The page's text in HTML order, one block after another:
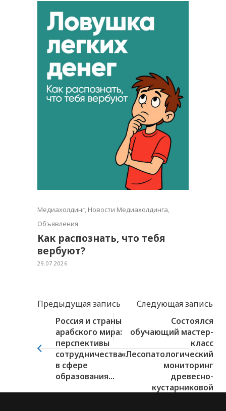
Медиахолдинг, Новости Медиахолдинга,
Объявления
Как распознать, что тебя
вербуют?
29.07.2026
Предыдущая запись
Следующая запись
Россия и страны
арабского мира:
перспективы
сотрудничества
в сфере
образования...
Состоялся
обучающий мастер-
класс
«Лесопатологический
мониторинг
древесно-
кустарниковой